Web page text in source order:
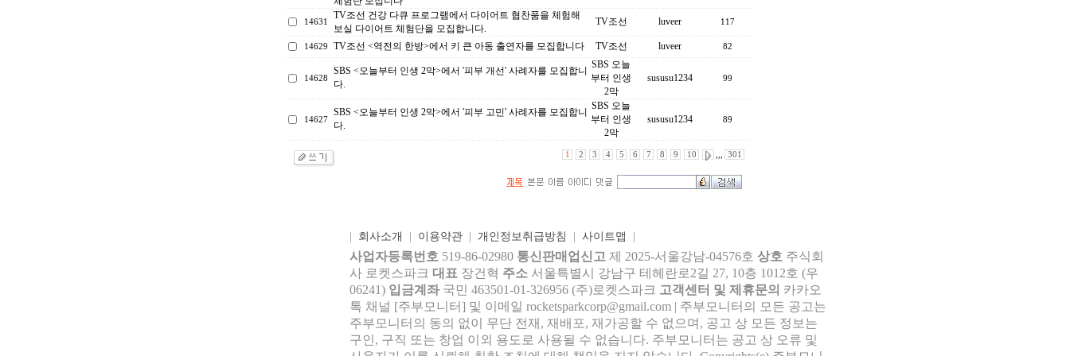
14631
TV조선 건강 다큐 프로그램에서 다이어트 협찬품을 체험해
보실 다이어트 체험단을 모집합니다.
TV조선 luveer 117
14629 TV조선 <역전의 한방>에서 키 큰 아동 출연자를 모집합니다 TV조선 luveer 82
14628
SBS <오늘부터 인생 2막>에서 '피부 개선' 사례자를 모집합니
다.
SBS 오늘
부터 인생
2막
sususu1234 99
14627
SBS <오늘부터 인생 2막>에서 '피부 고민' 사례자를 모집합니
다.
SBS 오늘
부터 인생
2막
sususu1234 89
1 2 3 4 5 6 7 8 9 10 ,,, 301
회사소개 이용약관| 개인정보취급방침 사이트맵
사업자등록번호 519-86-02980 통신판매업신고 제 2025-서울강남-04576호 상호 주식회
사 로켓스파크 대표 장건혁 주소 서울특별시 강남구 테헤란로2길 27, 10층 1012호 (우
06241) 입금계좌 국민 463501-01-326956 (주)로켓스파크 고객센터 및 제휴문의 카카오
톡 채널 [주부모니터] 및 이메일 rocketsparkcorp@gmail.com | 주부모니터의 모든 공고는
주부모니터의 동의 없이 무단 전재, 재배포, 재가공할 수 없으며, 공고 상 모든 정보는
구인, 구직 또는 창업 이외 용도로 사용될 수 없습니다. 주부모니터는 공고 상 오류 및